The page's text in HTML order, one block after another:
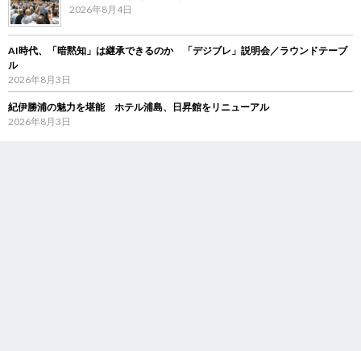
2026年8月4日
AI時代、「暗黙知」は継承できるのか 「デジブレ」説明会／ラウンドテーブ
ル
2026年8月3日
紀伊勝浦の魅力を堪能 ホテル浦島、日昇館をリニューアル
2026年8月3日